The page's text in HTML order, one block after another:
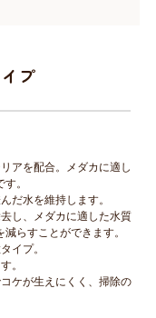
プ
アを配合。メダカに適し
。
だ水を維持します。
し、メダカに適した水質
らすことができます。
イプ。
。
ケが生えにくく、掃除の